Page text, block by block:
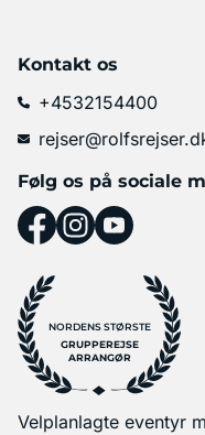
Kontakt os
+4532154400
Følg os på sociale
NORDENS STØRSTE
GRUPPEREJSE
ARRANGØR
Velplanlagte eventyr